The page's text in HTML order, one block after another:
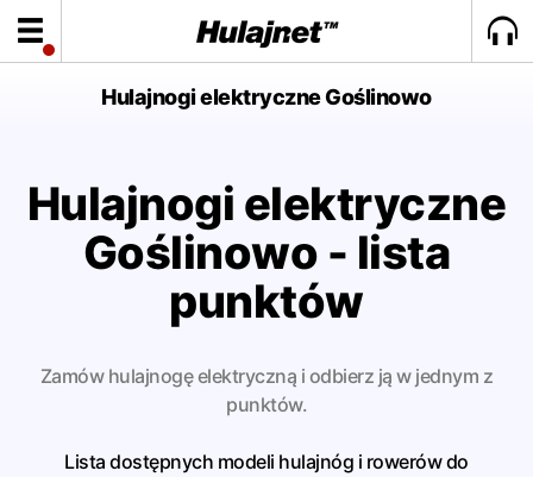
Hulajnogi elektryczne Goślinowo
Hulajnogi elektryczne
Goślinowo - lista
punktów
Zamów hulajnogę elektryczną i odbierz ją w jednym z
punktów.
Lista dostępnych modeli hulajnóg i rowerów do